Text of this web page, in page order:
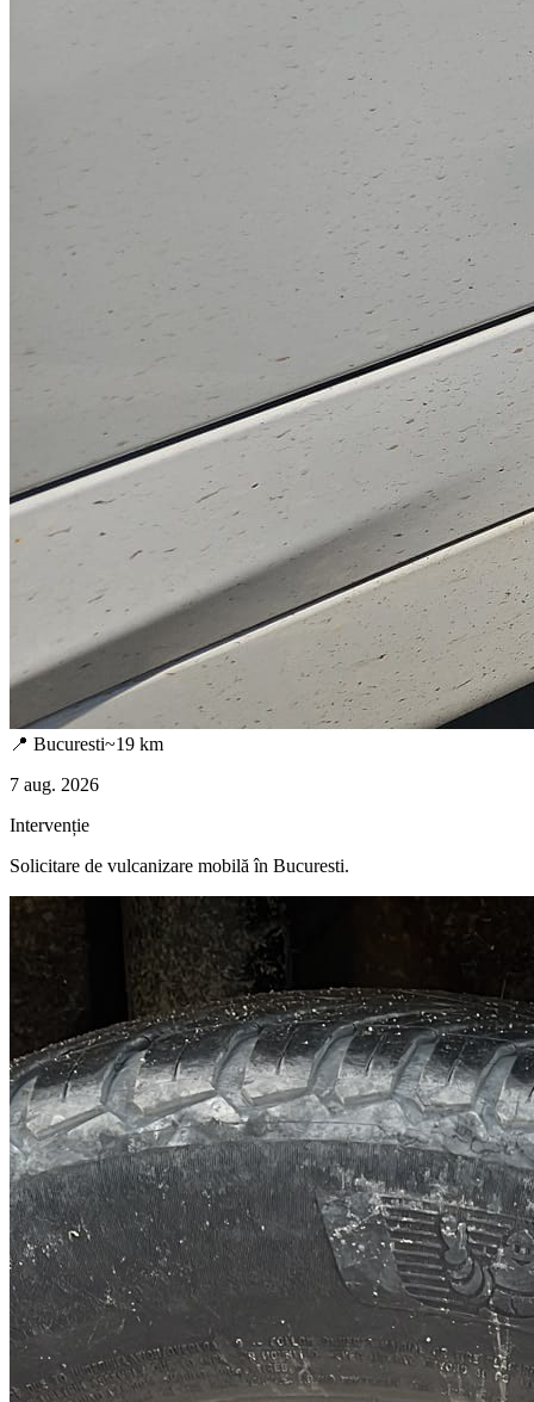
📍 Bucuresti~19 km
7 aug. 2026
Intervenție
Solicitare de vulcanizare mobilă în Bucuresti.